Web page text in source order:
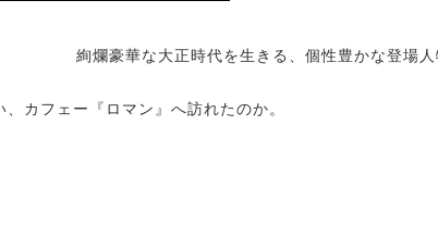
絢爛豪華な大正時代を生きる、個性豊かな登場人
カフェー『ロマン』へ訪れたのか。